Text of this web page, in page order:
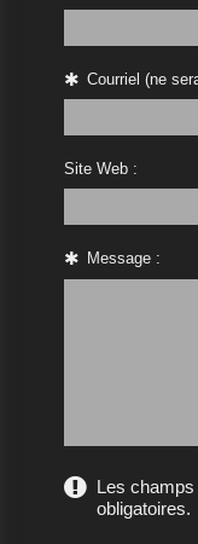
Courriel (ne
Site Web :
Message :
Les
obligatoires.